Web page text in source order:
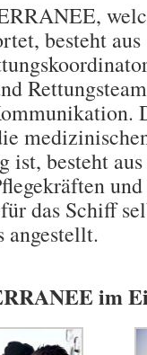
besteht aus
besteht
das Schiff
angestellt.
im